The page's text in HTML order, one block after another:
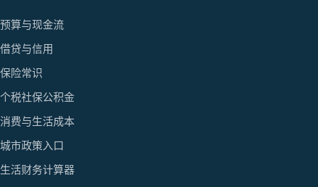
预算与现金流
借贷与信用
保险常识
个税社保公积金
消费与生活成本
城市政策入口
生活财务计算器